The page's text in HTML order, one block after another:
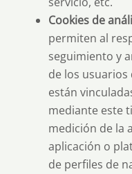
Cookies de
permiten al
seguimiento y
de los usuarios
están
mediante este
medición de la
aplicación o
de perfiles de